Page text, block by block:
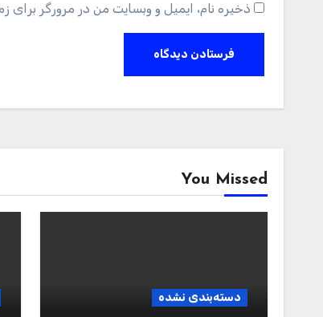
ذخیره نام، ایمیل و وبسایت من در مرورگر برای
You Missed
دسته‌بندی نشده